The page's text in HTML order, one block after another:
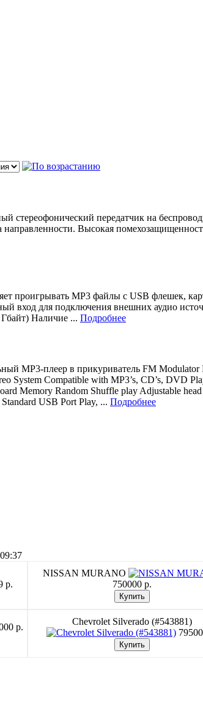
стереофонический передатчик на
Высокая
проигрывать МР3 файлы с USB флешек,
вход для подключения внешних аудио
Наличие ... Подробнее
MP3-плеер в прикуриватель FM Modulator
System Compatible with MP3’s, CD’s, DVD
Memory Random Shuffle play Adjustable
USB Port Play, ... Подробнее
p.
NISSAN MURANO
750000 p.
p.
Chevrolet Silverado (#543881)